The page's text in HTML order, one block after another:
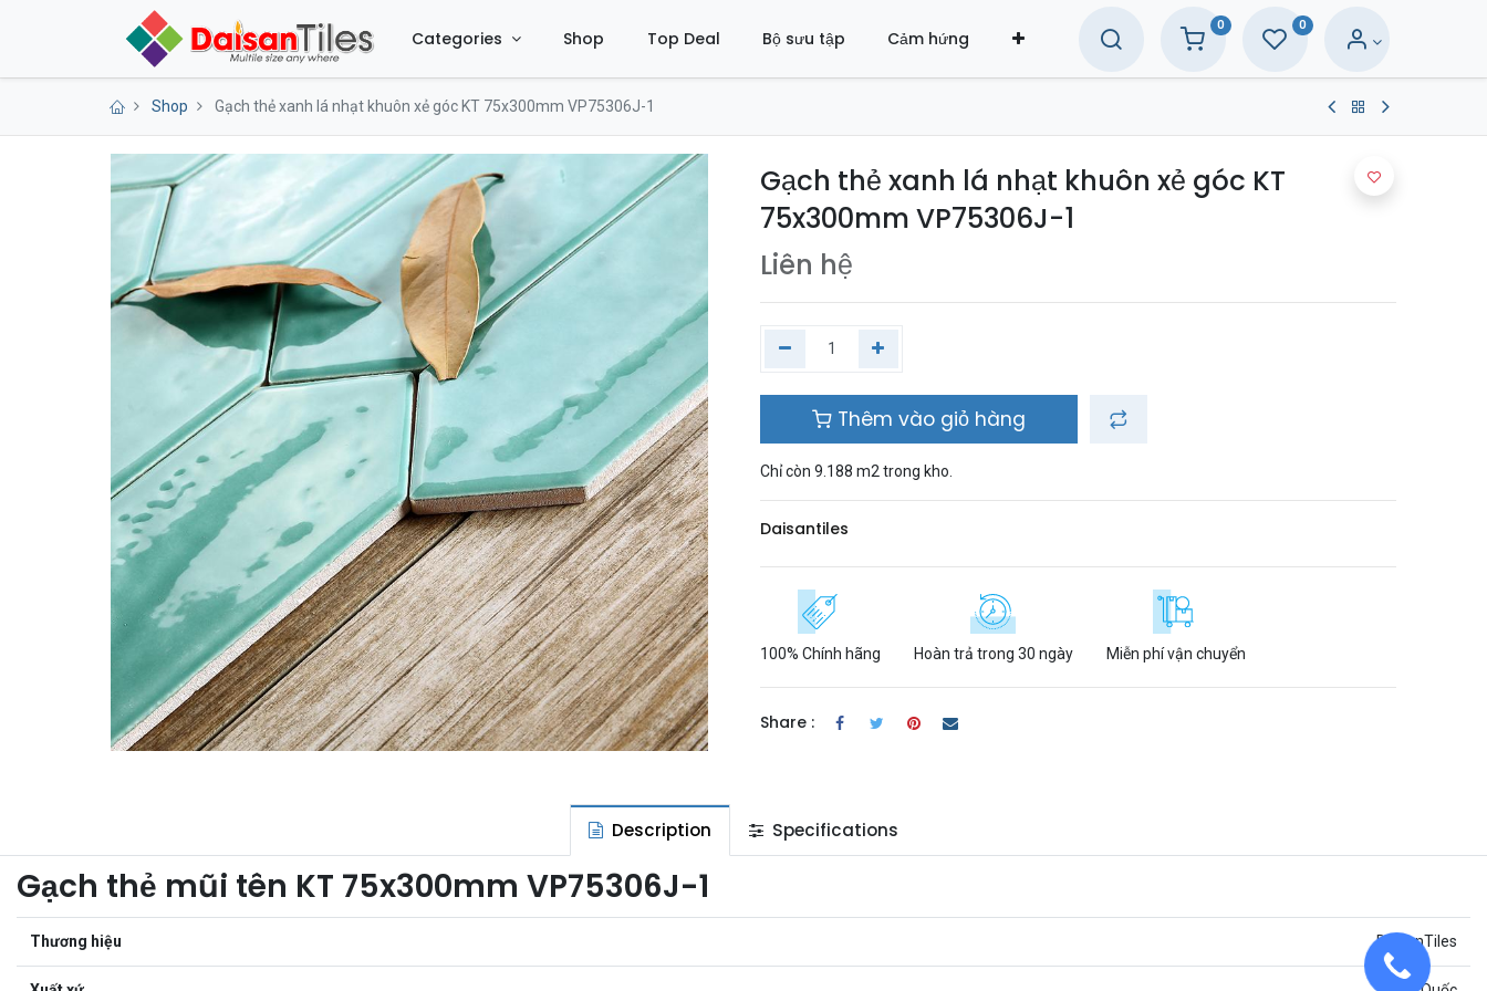
Categories Shop Top Deal Bộ sưu tập Cảm hứng
0 0
Shop Gạch thẻ xanh lá nhạt khuôn xẻ góc KT 75x300mm VP75306J-1
Gạch thẻ xanh lá nhạt khuôn xẻ góc KT
75x300mm VP75306J-1
Liên hệ
Thêm vào giỏ hàng
Chỉ còn 9.188 m2 trong kho.
​Daisantiles
100% Chính hãng Hoàn trả trong 30 ngày Miễn phí vận chuyển
Share :
Description Specifications
Gạch thẻ mũi tên KT 75x300mm VP75306J-1
Thương hiệu DaisanTiles